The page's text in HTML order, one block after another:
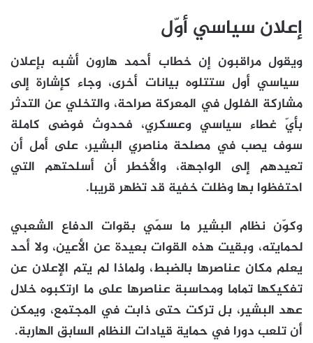
إعلان سياسي أوّل
ويقول مراقبون إن خطاب أحمد هارون أشبه بإعلان
سياسي أول ستتلوه بيانات أخرى، وجاء كإشارة إلى
مشاركة الفلول في المعركة صراحة، والتخلي عن التدثر
بأيّ غطاء سياسي وعسكري، فحدوث فوضى كاملة
سوف يصب في مصلحة مناصري البشير، على أمل أن
تعيدهم إلى الواجهة، والأخطر أن أسلحتهم التي
احتفظوا بها وظلت خفية قد تظهر قريبا.
وكوّن نظام البشير ما سمّي بقوات الدفاع الشعبي
لحمايته، وبقيت هذه القوات بعيدة عن الأعين، ولا أحد
يعلم مكان عناصرها بالضبط، ولماذا لم يتم الإعلان عن
تفكيكها تماما ومحاسبة عناصرها على ما ارتكبوه خلال
عهد البشير، بل تركت حتى ذابت في المجتمع، ويمكن
أن تلعب دورا في حماية قيادات النظام السابق الهاربة.